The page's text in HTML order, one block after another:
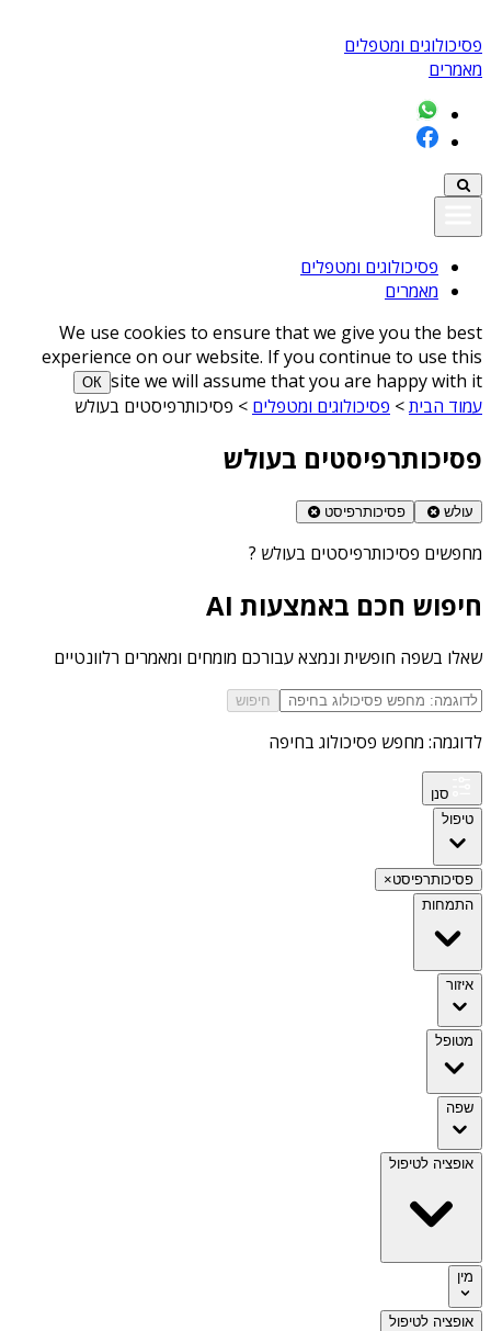
פסיכולוגים ומטפלים
מאמרים
פסיכולוגים ומטפלים
מאמרים
We use cookies to ensure that we give you the best
experience on our website. If you continue to use this
site we will assume that you are happy with it
ОК
עמוד הבית> פסיכולוגים ומטפלים > פסיכותרפיסטים בעולש
פסיכותרפיסטים בעולש
עולש פסיכותרפיסט
מחפשים פסיכותרפיסטים בעולש ?
חיפוש חכם באמצעות AI
שאלו בשפה חופשית ונמצא עבורכם מומחים ומאמרים רלוונטיים
חיפוש
לדוגמה: מחפש פסיכולוג בחיפה
סנן
טיפול
פסיכותרפיסט×
התמחות
איזור
מטופל
שפה
אופציה לטיפול
מין
אופציה לטיפול